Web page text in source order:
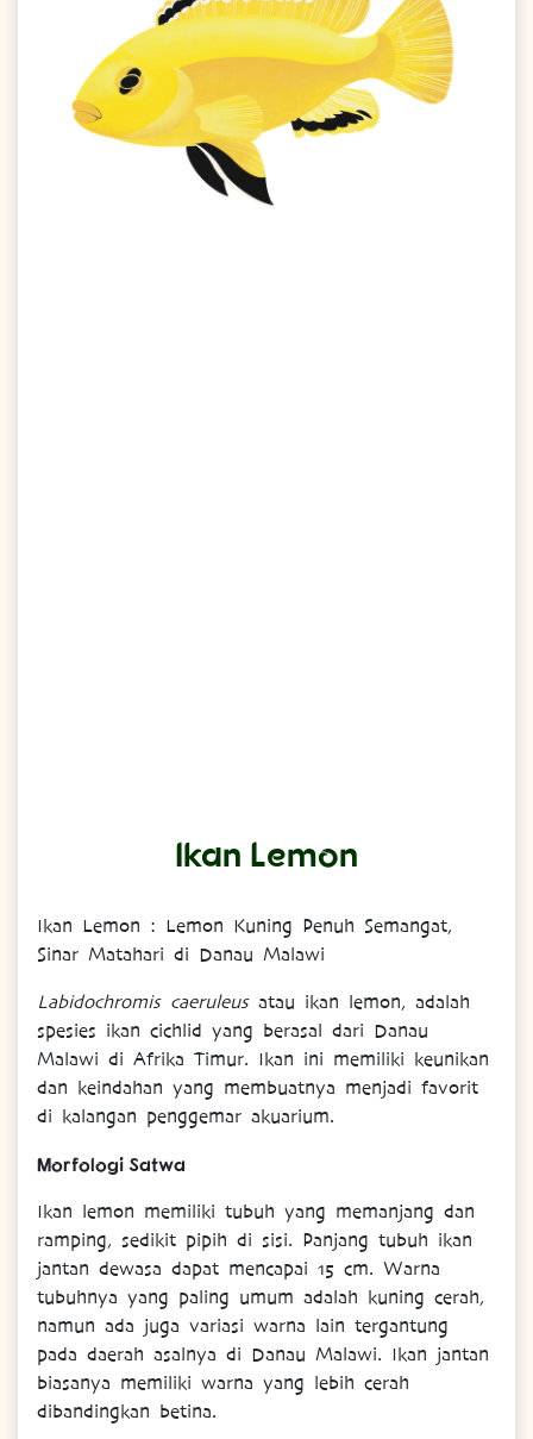
Ikan Lemon
Ikan Lemon : Lemon Kuning Penuh Semangat,
Sinar Matahari di Danau Malawi
Labidochromis caeruleusatau ikan lemon, adalah
spesies ikan cichlid yang berasal dari Danau
Malawi di Afrika Timur. Ikan ini memiliki keunikan
dan keindahan yang membuatnya menjadi favorit
di kalangan penggemar akuarium.
Morfologi Satwa
Ikan lemon memiliki tubuh yang memanjang dan
ramping, sedikit pipih di sisi. Panjang tubuh ikan
jantan dewasa dapat mencapai 15 cm. Warna
tubuhnya yang paling umum adalah kuning cerah,
namun ada juga variasi warna lain tergantung
pada daerah asalnya di Danau Malawi. Ikan jantan
biasanya memiliki warna yang lebih cerah
dibandingkan betina.